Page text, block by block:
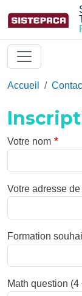
Aller au contenu
Accueil
Votre nom
Votre adresse de
Formation
Math question (4